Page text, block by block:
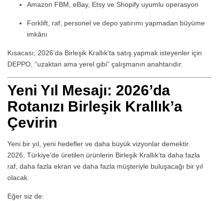
Amazon FBM, eBay, Etsy ve Shopify uyumlu operasyon
Forklift, raf, personel ve depo yatırımı yapmadan büyüme
imkânı
Kısacası; 2026’da Birleşik Krallık’ta satış yapmak isteyenler için
DEPPO, “uzaktan ama yerel gibi” çalışmanın anahtarıdır.
Yeni Yıl Mesajı: 2026’da
Rotanızı Birleşik Krallık’a
Çevirin
Yeni bir yıl, yeni hedefler ve daha büyük vizyonlar demektir.
2026; Türkiye’de üretilen ürünlerin Birleşik Krallık’ta daha fazla
raf, daha fazla ekran ve daha fazla müşteriyle buluşacağı bir yıl
olacak.
Eğer siz de: